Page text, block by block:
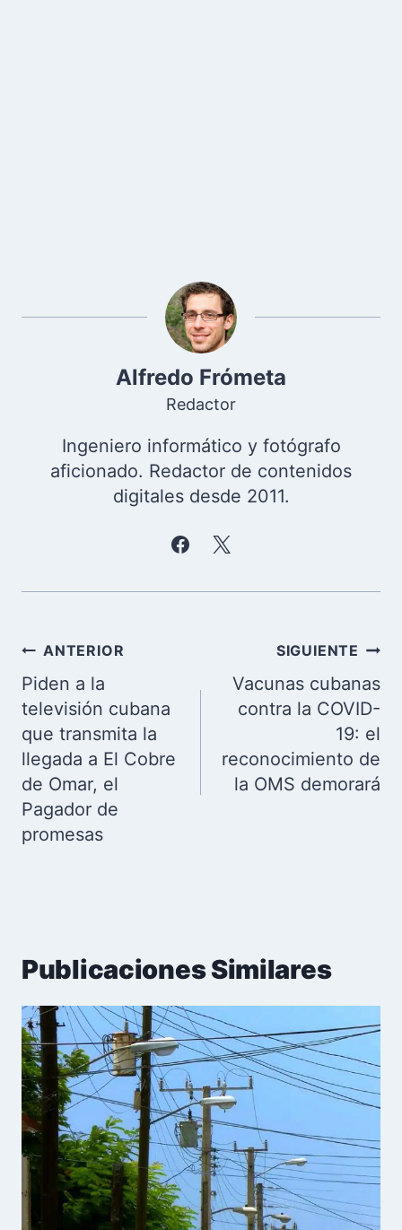
Alfredo Frómeta
Redactor
Ingeniero informático y fotógrafo
aficionado. Redactor de contenidos
digitales desde 2011.
Navegación
de
entradas
ANTERIOR
Piden a la
televisión cubana
que transmita la
llegada a El Cobre
de Omar, el
Pagador de
promesas
SIGUIENTE
Vacunas cubanas
contra la COVID-
19: el
reconocimiento de
la OMS demorará
Publicaciones Similares